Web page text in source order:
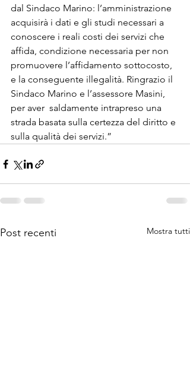
dal Sindaco Marino: l’amministrazione
acquisirà i dati e gli studi necessari a
conoscere i reali costi dei servizi che
affida, condizione necessaria per non
promuovere l’affidamento sottocosto,
e la conseguente illegalità. Ringrazio il
Sindaco Marino e l’assessore Masini,
per aver  saldamente intrapreso una
strada basata sulla certezza del diritto e
sulla qualità dei servizi.”
Post recenti Mostra tutti